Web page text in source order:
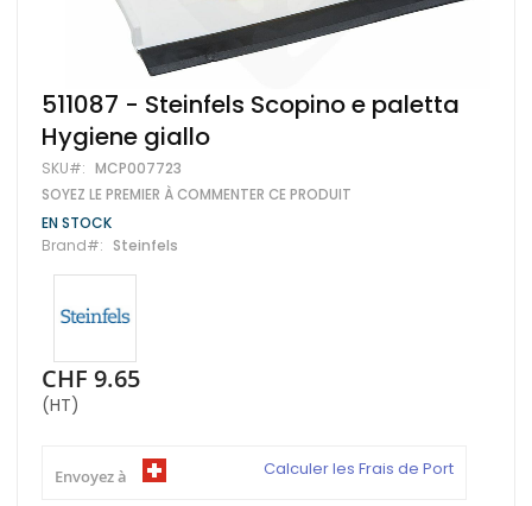
Skip
to
the
beginning
of
the
images
gallery
511087 - Steinfels Scopino e paletta
Hygiene giallo
SKU MCP007723
SOYEZ LE PREMIER À COMMENTER CE PRODUIT
EN STOCK
Brand
Steinfels
CHF 9.65
(HT)
Envoyez à Calculer les Frais de Port